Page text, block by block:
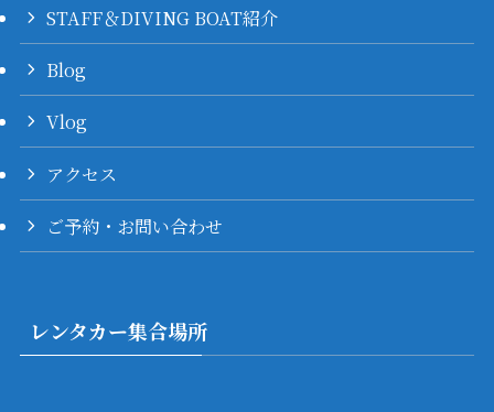
STAFF＆DIVING BOAT紹介
Blog
Vlog
アクセス
ご予約・お問い合わせ
レンタカー集合場所